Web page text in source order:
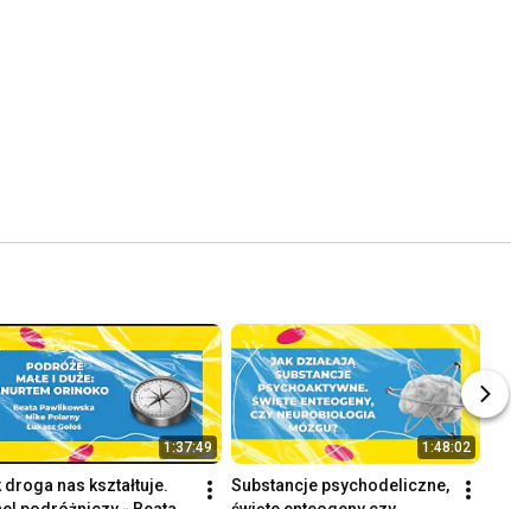
1:37:49
droga nas kształtuje.
1:48:02
Substancje psychodeliczne,